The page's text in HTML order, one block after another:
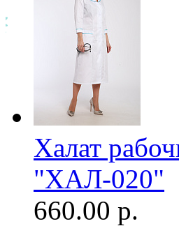
Халат
"ХАЛ-020"
660.00 р.